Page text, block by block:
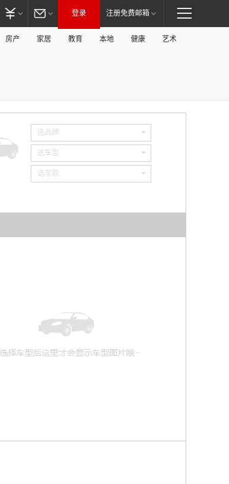
登录 注册免费邮箱
房产 家居 教育 本地 健康 艺术
选品牌
选车型
选车款